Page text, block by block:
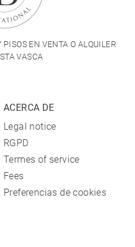
EN VENTA O ALQUILER
VASCA
ACERCA DE
Legal notice
RGPD
Termes of service
Fees
Preferencias de cookies